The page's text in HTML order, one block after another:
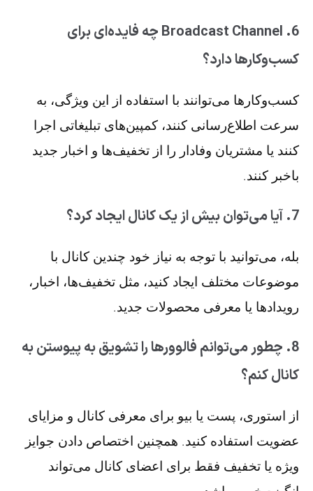
6. Broadcast Channel چه فایده‌ای برای
کسب‌وکارها دارد؟
کسب‌وکارها می‌توانند با استفاده از این ویژگی، به
سرعت اطلاع‌رسانی کنند، کمپین‌های تبلیغاتی اجرا
کنند یا مشتریان وفادار را از تخفیف‌ها و اخبار جدید
باخبر کنند.
7. آیا می‌توان بیش از یک کانال ایجاد کرد؟
بله، می‌توانید با توجه به نیاز خود چندین کانال با
موضوعات مختلف ایجاد کنید، مثل تخفیف‌ها، اخبار،
رویدادها یا معرفی محصولات جدید.
8. چطور می‌توانم فالوورها را تشویق به پیوستن به
کانال کنم؟
از استوری، پست یا بیو برای معرفی کانال و مزایای
عضویت استفاده کنید. همچنین اختصاص دادن جوایز
ویژه یا تخفیف‌ فقط برای اعضای کانال می‌تواند